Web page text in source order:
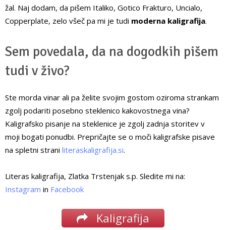
žal. Naj dodam, da pišem Italiko, Gotico Frakturo, Uncialo,
Copperplate, zelo všeč pa mi je tudi moderna kaligrafija.
Sem povedala, da na dogodkih pišem
tudi v živo?
Ste morda vinar ali pa želite svojim gostom oziroma strankam
zgolj podariti posebno steklenico kakovostnega vina?
Kaligrafsko pisanje na steklenice je zgolj zadnja storitev v
moji bogati ponudbi. Prepričajte se o moči kaligrafske pisave
na spletni strani literaskaligrafija.si.
Literas kaligrafija, Zlatka Trstenjak s.p. Sledite mi na:
Instagram in Facebook
Kaligrafija